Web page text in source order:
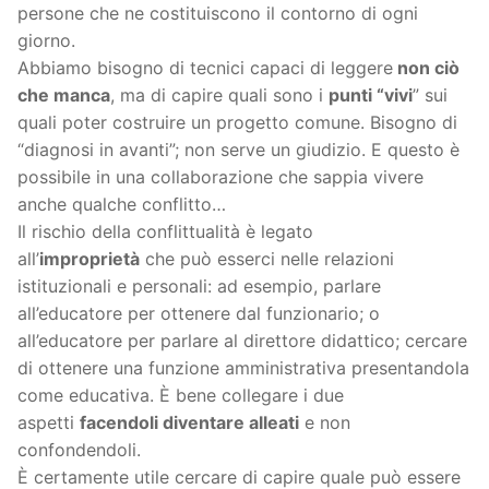
persone che ne costituiscono il contorno di ogni
giorno.
Abbiamo bisogno di tecnici capaci di leggere non ciò
che manca, ma di capire quali sono i punti “vivi” sui
quali poter costruire un progetto comune. Bisogno di
“diagnosi in avanti”; non serve un giudizio. E questo è
possibile in una collaborazione che sappia vivere
anche qualche conflitto…
Il rischio della conflittualità è legato
all’improprietà che può esserci nelle relazioni
istituzionali e personali: ad esempio, parlare
all’educatore per ottenere dal funzionario; o
all’educatore per parlare al direttore didattico; cercare
di ottenere una funzione amministrativa presentandola
come educativa. È bene collegare i due
aspetti facendoli diventare alleati e non
confondendoli.
È certamente utile cercare di capire quale può essere